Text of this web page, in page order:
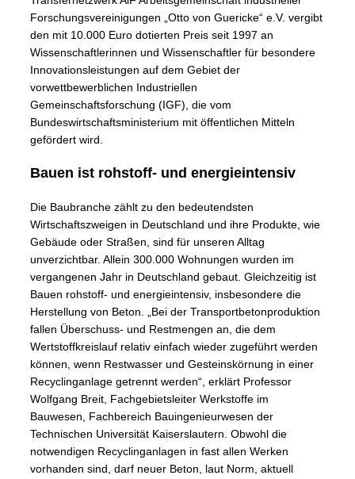
Forschungsvereinigungen „Otto von Guericke“ e.V. vergibt
den mit 10.000 Euro dotierten Preis seit 1997 an
Wissenschaftlerinnen und Wissenschaftler für besondere
Innovationsleistungen auf dem Gebiet der
vorwettbewerblichen Industriellen
Gemeinschaftsforschung (IGF), die vom
Bundeswirtschaftsministerium mit öffentlichen Mitteln
gefördert wird.
Bauen ist rohstoff- und energieintensiv
Die Baubranche zählt zu den bedeutendsten
Wirtschaftszweigen in Deutschland und ihre Produkte, wie
Gebäude oder Straßen, sind für unseren Alltag
unverzichtbar. Allein 300.000 Wohnungen wurden im
vergangenen Jahr in Deutschland gebaut. Gleichzeitig ist
Bauen rohstoff- und energieintensiv, insbesondere die
Herstellung von Beton. „Bei der Transportbetonproduktion
fallen Überschuss- und Restmengen an, die dem
Wertstoffkreislauf relativ einfach wieder zugeführt werden
können, wenn Restwasser und Gesteinskörnung in einer
Recyclinganlage getrennt werden“, erklärt Professor
Wolfgang Breit, Fachgebietsleiter Werkstoffe im
Bauwesen, Fachbereich Bauingenieurwesen der
Technischen Universität Kaiserslautern. Obwohl die
notwendigen Recyclinganlagen in fast allen Werken
vorhanden sind, darf neuer Beton, laut Norm, aktuell